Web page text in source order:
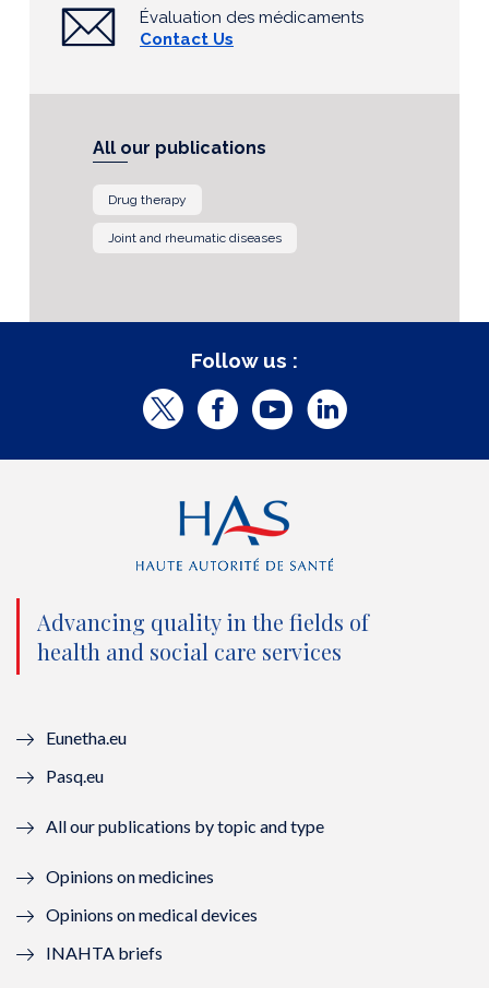
Évaluation des médicaments
Contact Us
All our publications
Drug therapy
Joint and rheumatic diseases
Follow us :
T
t
t
e
r
u
e
l
F
c
e
b
o
o
o
e
Y
u
b
e
u
L
d
Advancing quality in the fields of
health and social care services
Eunetha.eu
Pasq.eu
All our publications by topic and type
Opinions on medicines
Opinions on medical devices
INAHTA briefs